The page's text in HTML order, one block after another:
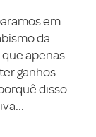
em
da
apenas
ganhos
disso